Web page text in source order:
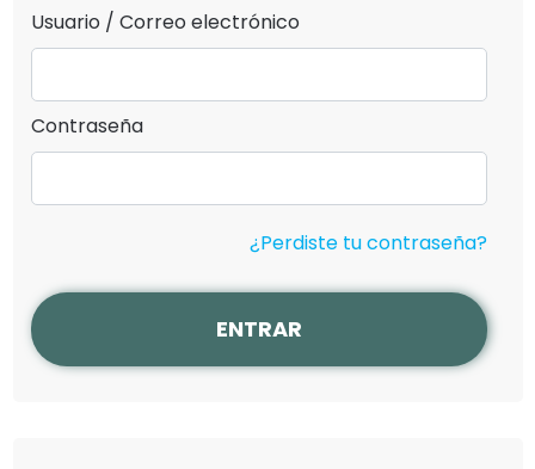
Usuario / Correo electrónico
Contraseña
¿Perdiste tu contraseña?
ENTRAR